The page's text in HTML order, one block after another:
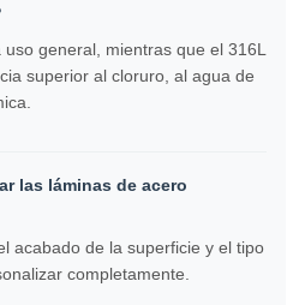
general, mientras que el 316L
superior al cloruro, al agua de
las láminas de acero
acabado de la superficie y el tipo
completamente.